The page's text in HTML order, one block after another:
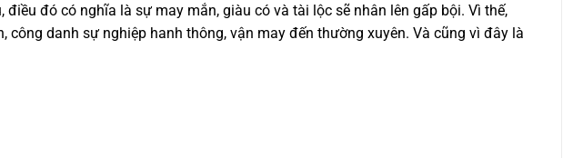
đó có nghĩa là sự may mắn, giàu có và tài lộc sẽ nhân lên gấp bội. Vì thế,
danh sự nghiệp hanh thông, vận may đến thường xuyên. Và cũng vì đây là